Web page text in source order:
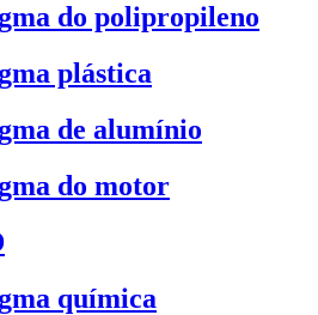
do polipropileno
plástica
de alumínio
do motor
química